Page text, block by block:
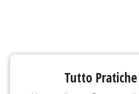
Tutto